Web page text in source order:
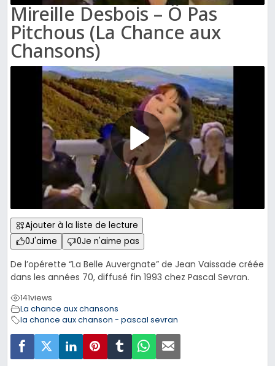
Mireille Desbois – Ô Pas
Pitchous (La Chance aux
Chansons)
Ajouter à la liste de lecture
0J'aime 0Je n'aime pas
De l’opérette “La Belle Auvergnate” de Jean Vaissade créée
dans les années 70, diffusé fin 1993 chez Pascal Sevran.
141views
La chance aux chansons
la chance aux chanson - pascal sevran